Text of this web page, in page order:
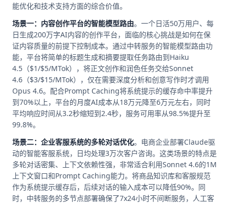
能优化和技术支持方面的综合价值。
场景一：内容创作平台的智能模型路由。一个日活50万用户、每
日生成200万字AI内容的创作平台，面临的核心挑战是如何在保
证内容质量的前提下控制成本。通过中转服务的智能模型路由功
能，平台将简单的标题生成和摘要提取任务路由到Haiku
4.5（$1/$5/MTok），将正文创作和润色任务交给Sonnet
4.6（$3/$15/MTok），仅在需要深度分析和创意写作时才调用
Opus 4.6。配合Prompt Caching将系统提示的缓存命中率提升
到70%以上，平台的月度AI成本从18万元降至6万元左右，同时
平均响应时间从3.2秒缩短到2.4秒，服务可用率从98.5%提升至
99.8%。
场景二：企业客服系统的多轮对话优化。电商企业部署Claude驱
动的智能客服系统，日均处理3万次客户咨询。这类场景的特点是
多轮对话密集、上下文依赖性强，非常适合利用Sonnet 4.6的1M
上下文窗口和Prompt Caching能力。将商品知识库和客服规范
作为系统提示缓存后，后续对话的输入成本可以降低90%。同
时，中转服务的多节点部署确保了7x24小时不间断服务，人工客